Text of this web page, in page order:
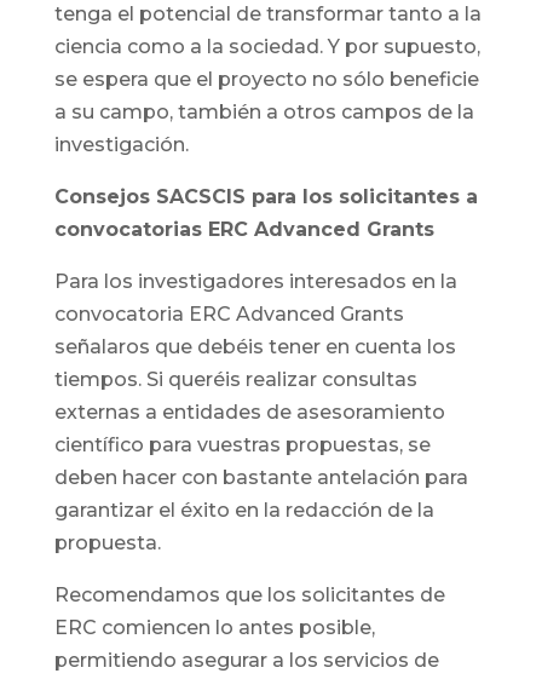
tenga el potencial de transformar tanto a la
ciencia como a la sociedad. Y por supuesto,
se espera que el proyecto no sólo beneficie
a su campo, también a otros campos de la
investigación.
Consejos SACSCIS para los solicitantes a
convocatorias ERC Advanced Grants
Para los investigadores interesados en la
convocatoria ERC Advanced Grants
señalaros que debéis tener en cuenta los
tiempos. Si queréis realizar consultas
externas a entidades de asesoramiento
científico para vuestras propuestas, se
deben hacer con bastante antelación para
garantizar el éxito en la redacción de la
propuesta.
Recomendamos que los solicitantes de
ERC comiencen lo antes posible,
permitiendo asegurar a los servicios de